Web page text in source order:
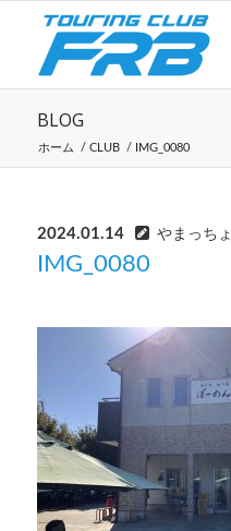
BLOG
ホーム / CLUB / IMG_0080
2024.01.14 やまっちょ
IMG_0080